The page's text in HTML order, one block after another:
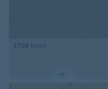
3708 fossil